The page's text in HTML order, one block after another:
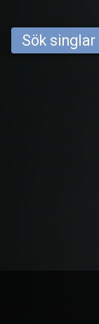
Sök singlar